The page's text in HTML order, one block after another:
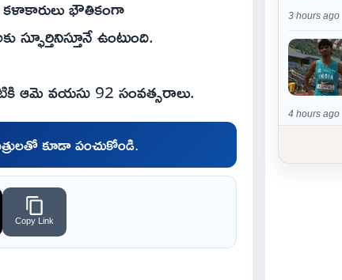
భౌతికంగా
ఉంటుంది.
ఆమె వయసు 92 సంవత్సరాలు.
కూడా పంచుకోండి.
Copy Link
3 hours ago
4 hours ago